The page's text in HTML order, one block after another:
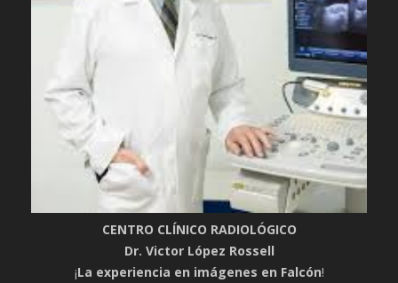
CENTRO CLÍNICO RADIOLÓGICO
Dr. Victor López Rossell
¡La experiencia en imágenes en Falcón!